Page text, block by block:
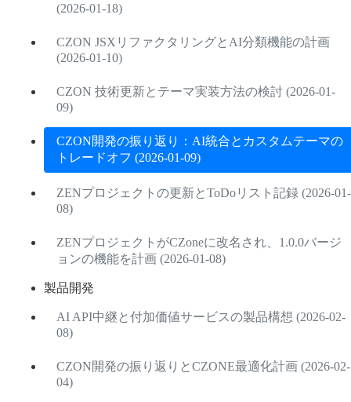
(2026-01-18)
CZON JSXリファクタリングとAI分類機能の計画
(2026-01-10)
CZON 技術更新とテーマ実装方法の検討 (2026-01-
09)
CZON開発の振り返り：AI統合とカスタムテーマの
トレードオフ (2026-01-09)
ZENプロジェクトの更新とToDoリスト記録 (2026-01-
08)
ZENプロジェクトがCZoneに改名され、1.0.0バージ
ョンの機能を計画 (2026-01-08)
製品開発
AI API中継と付加価値サービスの製品構想 (2026-02-
08)
CZON開発の振り返りとCZONE最適化計画 (2026-02-
04)